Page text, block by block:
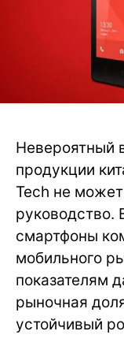
Невероятный
продукции
Tech не
руководство.
смартфоны
мобильного
показателям
рыночная
устойчивый